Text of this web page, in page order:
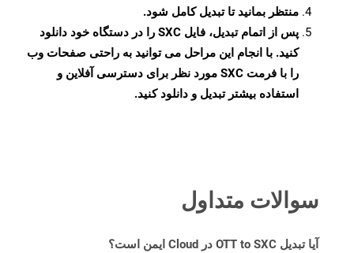
منتظر بمانید تا تبدیل کامل شود.
پس از اتمام تبدیل، فایل SXC را در دستگاه خود دانلود
کنید. با انجام این مراحل می توانید به راحتی صفحات وب
را با فرمت SXC مورد نظر برای دسترسی آفلاین و
استفاده بیشتر تبدیل و دانلود کنید.
سوالات متداول
آیا تبدیل OTT to SXC در Cloud ایمن است؟